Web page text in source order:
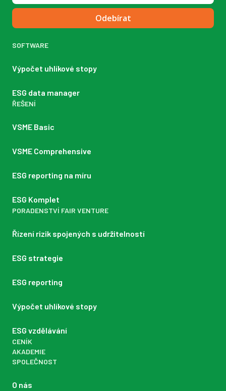
Odebírat
SOFTWARE
Výpočet uhlíkové stopy
ESG data manager
ŘEŠENÍ
VSME Basic
VSME Comprehensive
ESG reporting na míru
ESG Komplet
PORADENSTVÍ FAIR VENTURE
Řízení rizik spojených s udržitelností
ESG strategie
ESG reporting
Výpočet uhlíkové stopy
ESG vzdělávání
CENÍK
AKADEMIE
SPOLEČNOST
O nás